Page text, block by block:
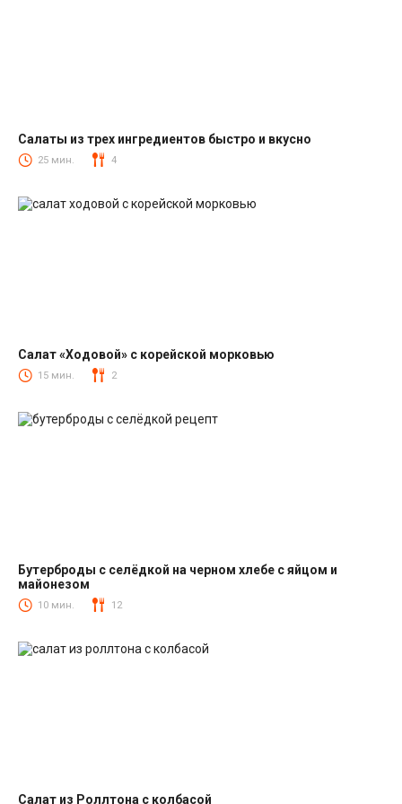
Салаты
Салаты из трех ингредиентов быстро и вкусно
25 мин. 4
Салаты с корейской морковкой
Салат «Ходовой» с корейской морковью
15 мин. 2
Закуски
Бутерброды с селёдкой на черном хлебе с яйцом и
майонезом
10 мин. 12
Салат из Роллтона с колбасой